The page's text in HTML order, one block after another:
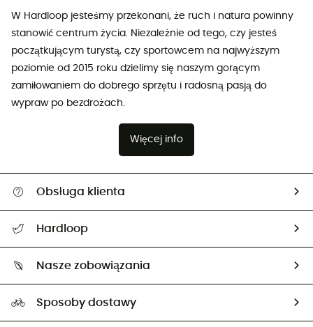
W Hardloop jesteśmy przekonani, że ruch i natura powinny
stanowić centrum życia. Niezależnie od tego, czy jesteś
początkującym turystą, czy sportowcem na najwyższym
poziomie od 2015 roku dzielimy się naszym gorącym
zamiłowaniem do dobrego sprzętu i radosną pasją do
wypraw po bezdrożach.
Więcej info
Obsługa klienta
Śledzenie przesyłki
Zwrot artykułów i zwrot środków
Hardloop
Ambasadorzy
Nasze zobowiązania
Neutralność węglowa
Sposoby dostawy